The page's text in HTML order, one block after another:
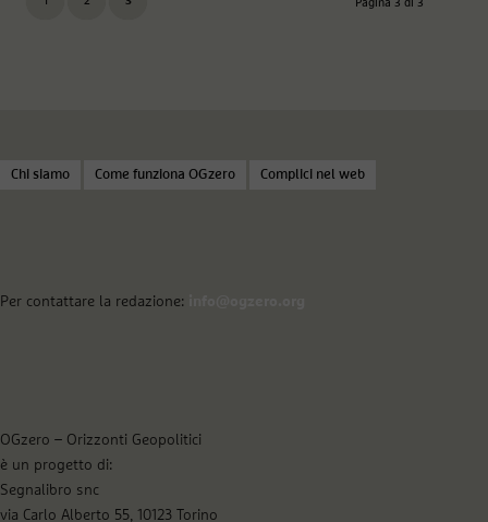
Pagina 3 di 3
Chi siamo Come funziona OGzero Complici nel web
Per contattare la redazione:
OGzero – Orizzonti Geopolitici
è un progetto di:
Segnalibro snc
via Carlo Alberto 55, 10123 Torino